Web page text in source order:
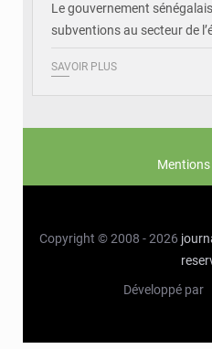
Le gouvernement
subventions au secteur de
SAVOIR PLUS
Copyright © 2008 - 2026
Développé par